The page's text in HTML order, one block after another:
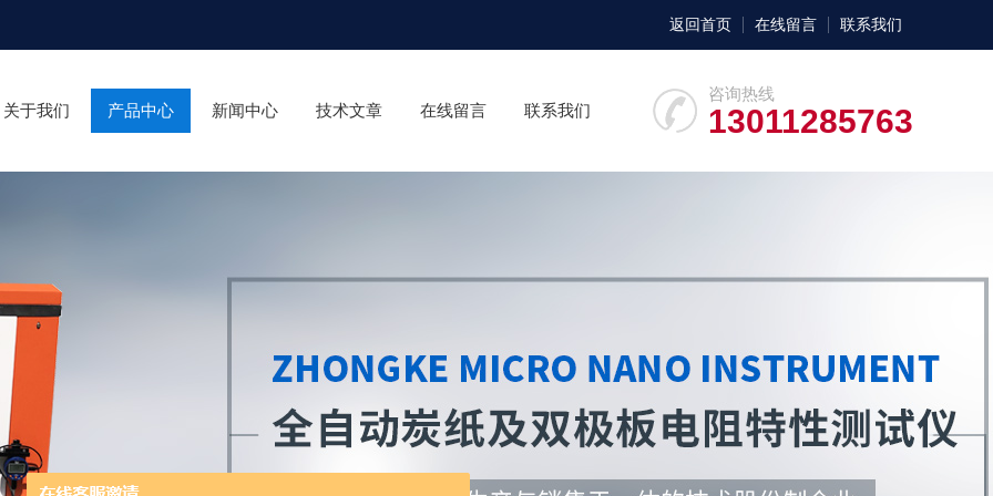
返回首页 在线留言 联系我们
咨询热线
13011285763
关于我们 产品中心 新闻中心 技术文章 在线留言 联系我们